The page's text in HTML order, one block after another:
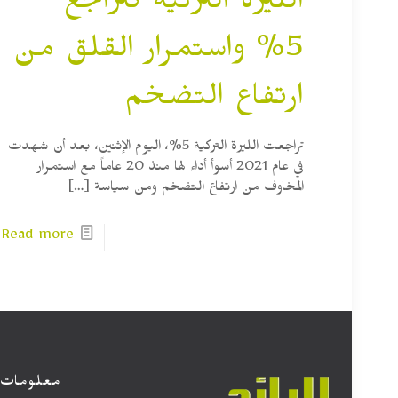
5% واستمرار القلق من
ارتفاع التضخم
تراجعت الليرة التركية 5%، اليوم الإثنين، بعد أن شهدت
في عام 2021 أسوأ أداء لها منذ 20 عاماً مع استمرار
المخاوف من ارتفاع التضخم ومن سياسة […]
Read more
معلومات